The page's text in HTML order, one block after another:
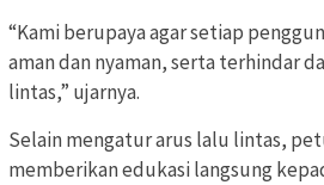
“Kami berupaya agar setiap
aman dan nyaman, serta terhindar
lintas,” ujarnya.
Selain mengatur arus lalu lintas,
memberikan edukasi langsung